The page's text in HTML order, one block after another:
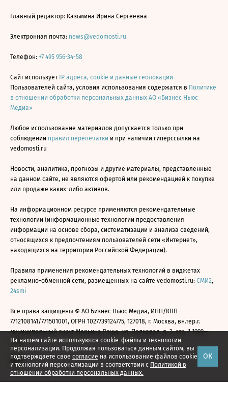
На нашем сайте используются cookie-файлы и технологии
персонализации. Продолжая пользоваться данным сайтом, вы
подтверждаете свое согласие на использование файлов cookie
и технологий персонализации в соответствии с Политикой в
отношении обработки персональных данных.
ОК
Главный редактор: Казьмина Ирина Сергеевна
Электронная почта: news@vedomosti.ru
Телефон: +7 495 956-34-58
Сайт использует IP адреса, cookie и данные геолокации
Пользователей сайта, условия использования содержатся в Политике
в отношении обработки персональных данных АО «Бизнес Ньюс
Медиа»
Любое использование материалов допускается только при
соблюдении правил перепечатки и при наличии гиперссылки на
vedomosti.ru
Новости, аналитика, прогнозы и другие материалы, представленные
на данном сайте, не являются офертой или рекомендацией к покупке
или продаже каких-либо активов.
На информационном ресурсе применяются рекомендательные
технологии (информационные технологии предоставления
информации на основе сбора, систематизации и анализа сведений,
относящихся к предпочтениям пользователей сети «Интернет»,
находящихся на территории Российской Федерации).
Правила применения рекомендательных технологий в виджетах
рекламно-обменной сети, размещенных на сайте vedomosti.ru: СМИ2,
24smi
Все права защищены © АО Бизнес Ньюс Медиа, ИНН/КПП
7712108141/771501001, ОГРН 1027739124775, 127018, г. Москва, вн.тер.г.
муниципальный округ Марьина Роща, ул. Полковая, д. 3, стр. 1 1999—
2026